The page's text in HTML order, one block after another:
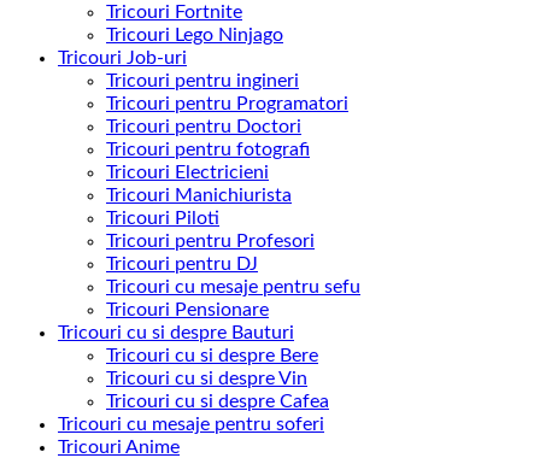
Tricouri Fortnite
Tricouri Lego Ninjago
Tricouri Job-uri
Tricouri pentru ingineri
Tricouri pentru Programatori
Tricouri pentru Doctori
Tricouri pentru fotografi
Tricouri Electricieni
Tricouri Manichiurista
Tricouri Piloti
Tricouri pentru Profesori
Tricouri pentru DJ
Tricouri cu mesaje pentru sefu
Tricouri Pensionare
Tricouri cu si despre Bauturi
Tricouri cu si despre Bere
Tricouri cu si despre Vin
Tricouri cu si despre Cafea
Tricouri cu mesaje pentru soferi
Tricouri Anime